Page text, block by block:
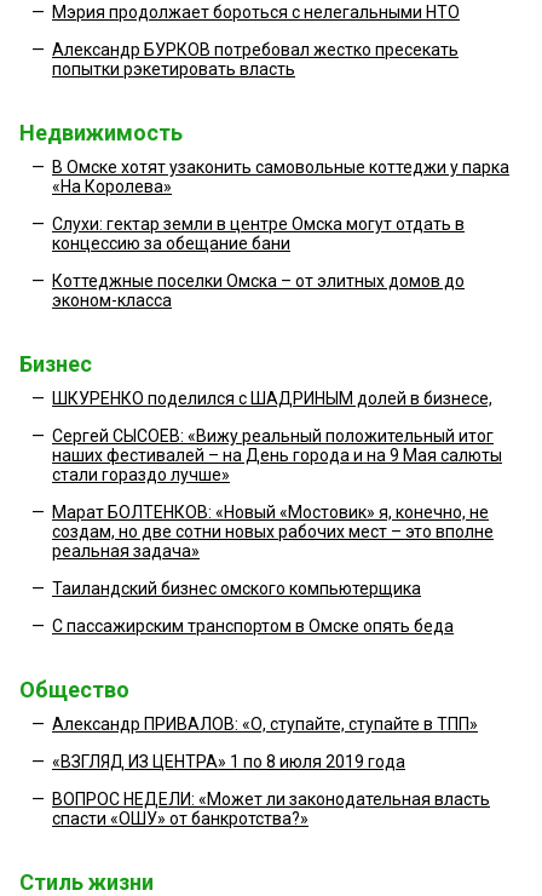
— Мэрия продолжает бороться с нелегальными НТО
— Александр БУРКОВ потребовал жестко пресекать
попытки рэкетировать власть
Недвижимость
— В Омске хотят узаконить самовольные коттеджи у парка
«На Королева»
— Слухи: гектар земли в центре Омска могут отдать в
концессию за обещание бани
— Коттеджные поселки Омска – от элитных домов до
эконом-класса
Бизнес
— ШКУРЕНКО поделился с ШАДРИНЫМ долей в бизнесе,
— Сергей СЫСОЕВ: «Вижу реальный положительный итог
наших фестивалей – на День города и на 9 Мая салюты
стали гораздо лучше»
— Марат БОЛТЕНКОВ: «Новый «Мостовик» я, конечно, не
создам, но две сотни новых рабочих мест – это вполне
реальная задача»
— Таиландский бизнес омского компьютерщика
— С пассажирским транспортом в Омске опять беда
Общество
— Александр ПРИВАЛОВ: «О, ступайте, ступайте в ТПП»
— «ВЗГЛЯД ИЗ ЦЕНТРА» 1 по 8 июля 2019 года
— ВОПРОС НЕДЕЛИ: «Может ли законодательная власть
спасти «ОШУ» от банкротства?»
Стиль жизни